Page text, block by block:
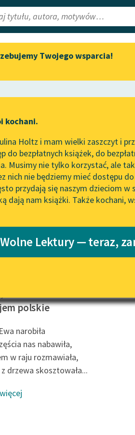
Lektury
redakcyjne
Aktualności
„Prokurator Alicja
literatury
Spotkanie z
w Oslo
102. lata temu zmarł
Conrad
Lektury szkolne i
literatury do
E-kolekcja lektur
literatury do
Feministyczne
Popularyzacja
literatury feministycznej
Twojego wsparcia!
kochani.
Holtz i mam wielki zaszczyt i
do bezpłatnych książek, do
Musimy nie tylko korzystać, ale
nich nie będziemy mieć dostępu
przydają się naszym dzieciom w
dają nam książki. Także kochani,
Lektury — teraz,
Lucjan Rydel✖
polskie
narobiła
nas nabawiła,
w raju rozmawiała,
z drzewa skosztowała...